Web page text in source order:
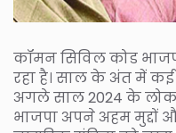
कॉमन सिविल कोड
रहा है। साल के अंत में कई
अगले साल 2024 के
भाजपा अपने अहम मुद्दों